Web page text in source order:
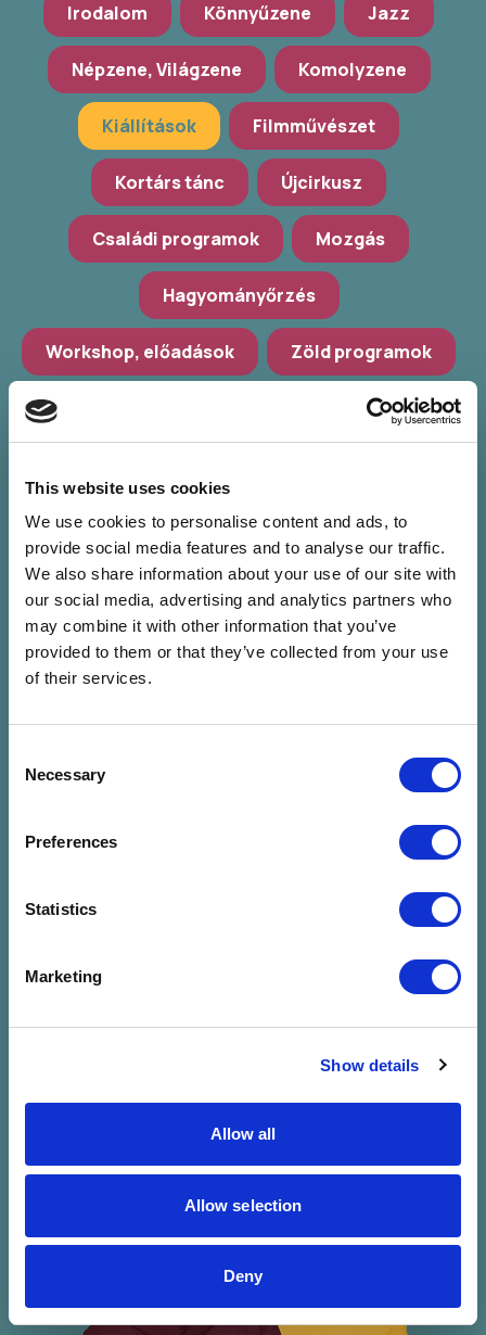
This website uses cookies
We use cookies to personalise content and ads, to
provide social media features and to analyse our traffic.
We also share information about your use of our site with
our social media, advertising and analytics partners who
may combine it with other information that you’ve
provided to them or that they’ve collected from your use
of their services.
Selection
Necessary
Preferences
Statistics
Marketing
Show details
Allow all
Allow selection
Deny
Irodalom Könnyűzene Jazz
Népzene, Világzene Komolyzene
Kiállítások Filmművészet
Kortárs tánc Újcirkusz
Családi programok Mozgás
Hagyományőrzés
Workshop, előadások Zöld programok
További szűrés
Válassz helyszínt
Válassz időpontot
Nincs találat a
megadott
szűrésre